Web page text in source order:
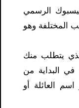
الرسمي
المختلفة وهو
يتطلب منك
في البداية من
العائلة أو